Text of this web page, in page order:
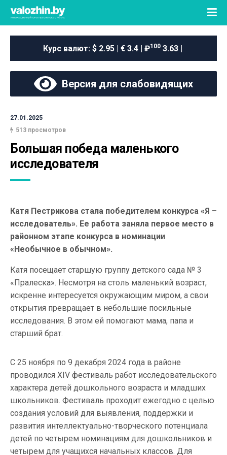
Курс валют: $ 2.95 | € 3.4 | ₽1003.63 |
Версия для слабовидящих
27.01.2025
513 просмотров
Большая победа маленького
исследователя
Катя Пестрикова стала победителем конкурса «Я –
исследователь». Ее работа заняла первое место в
районном этапе конкурса в номинации
«Необычное в обычном».
Катя посещает старшую группу детского сада № 3
«Пралеска». Несмотря на столь маленький возраст,
искренне интересуется окружающим миром, а свои
открытия превращает в небольшие посильные
исследования. В этом ей помогают мама, папа и
старший брат.
С 25 ноября по 9 декабря 2024 года в районе
проводился ХIV фестиваль работ исследовательского
характера детей дошкольного возраста и младших
школьников. Фестиваль проходит ежегодно с целью
создания условий для выявления, поддержки и
развития интеллектуально-творческого потенциала
детей по четырем номинациям для дошкольников и
четырем для учащихся начальных классов. Для